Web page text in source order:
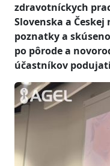
zdravotníckych
Slovenska a
poznatky a
po pôrode a
účastníkov